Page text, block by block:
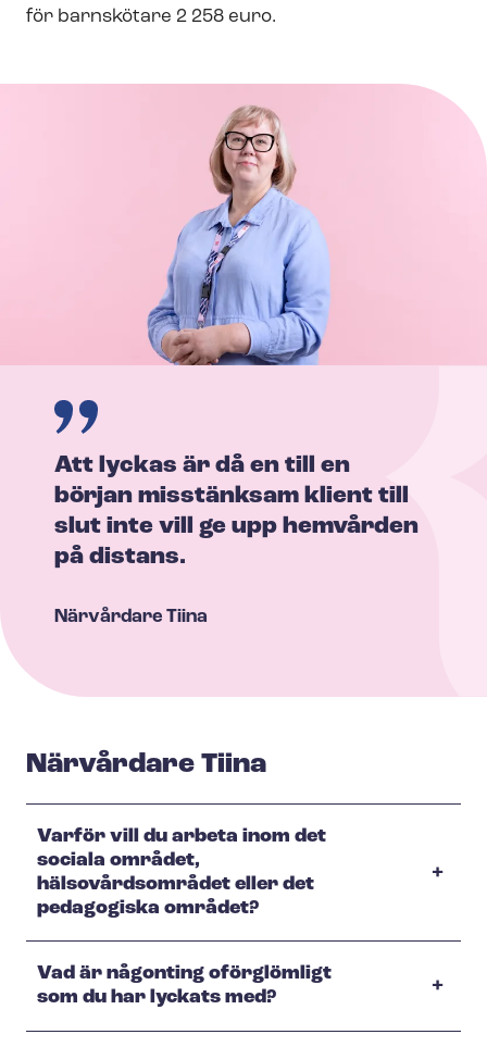
för barnskötare 2 258 euro.
Att lyckas är då en till en
början misstänksam klient till
slut inte vill ge upp hemvården
på distans.
Närvårdare Tiina
Närvårdare Tiina
Varför vill du arbeta inom det
sociala området,
hälsovårdsområdet eller det
pedagogiska området?
Vad är någonting oförglömligt
som du har lyckats med?